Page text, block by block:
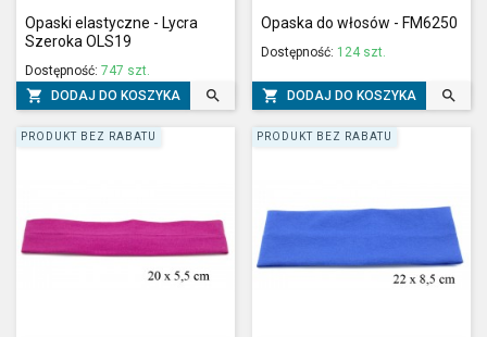
Opaski elastyczne - Lycra
Szeroka OLS19
Dostępność: 747 szt.
 DODAJ DO KOSZYKA 
Opaska do włosów - FM6250
Dostępność: 124 szt.
 DODAJ DO KOSZYKA 
PRODUKT BEZ RABATU PRODUKT BEZ RABATU